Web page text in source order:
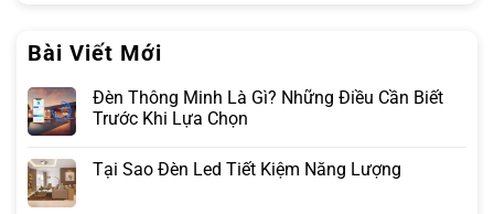
Bài Viết Mới
Đèn Thông Minh Là Gì? Những Điều Cần Biết
Trước Khi Lựa Chọn
Tại Sao Đèn Led Tiết Kiệm Năng Lượng